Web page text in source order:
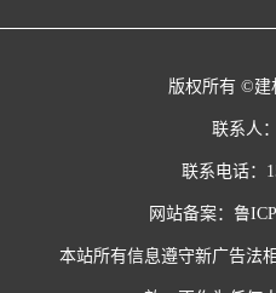
版权所有 ©建
联系人
联系电话：
网站备案： 鲁
本站所有信息遵守新广告法